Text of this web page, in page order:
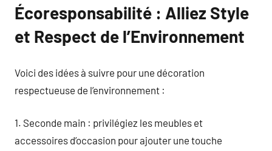
Écoresponsabilité : Alliez Style
et Respect de l’Environnement
Voici des idées à suivre pour une décoration
respectueuse de l’environnement :
1. Seconde main : privilégiez les meubles et
accessoires d’occasion pour ajouter une touche